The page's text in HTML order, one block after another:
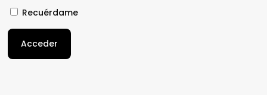
Recuérdame
Acceder